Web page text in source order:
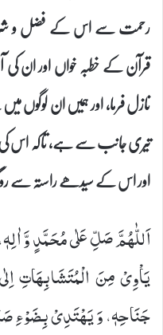
رحمت سے اس کے فضل و شرف
قرآن کے خطبہ خواں اور ان
نازل فرما، اور ہمیں ان لوگوں
تیری جانب سے ہے، تاکہ اس
اور اس کے سیدھے راستہ سے
اَللّٰهُمَّ صَلِّ عَلٰى مُحَمَّدٍ وَّ
یَاْوِیْ مِنَ الْمُتَشَابِهَاتِ
جَنَاحِهٖ، وَ یَهْتَدِیْ بِضَوْءِ